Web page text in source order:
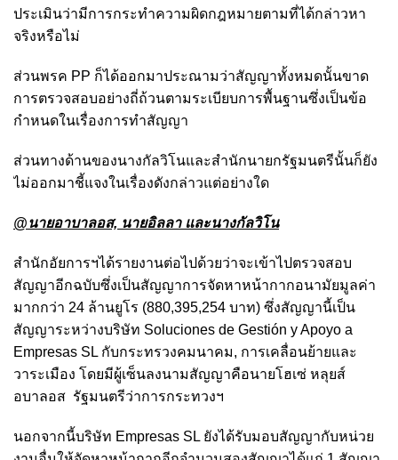
ประเมินว่ามีการกระทำความผิดกฎหมายตามที่ได้กล่าวหา
จริงหรือไม่
ส่วนพรค PP ก็ได้ออกมาประณามว่าสัญญาทั้งหมดนั้นขาด
การตรวจสอบอย่างถี่ถ้วนตามระเบียบการพื้นฐานซึ่งเป็นข้อ
กำหนดในเรื่องการทำสัญญา
ส่วนทางด้านของนางกัลวิโนและสำนักนายกรัฐมนตรีนั้นก็ยัง
ไม่ออกมาชี้แจงในเรื่องดังกล่าวแต่อย่างใด
@นายอาบาลอส, นายอิลลา และนางกัลวิโน
สำนักอัยการฯได้รายงานต่อไปด้วยว่าจะเข้าไปตรวจสอบ
สัญญาอีกฉบับซึ่งเป็นสัญญาการจัดหาหน้ากากอนามัยมูลค่า
มากกว่า 24 ล้านยูโร (880,395,254 บาท) ซึ่งสัญญานี้เป็น
สัญญาระหว่างบริษัท Soluciones de Gestión y Apoyo a
Empresas SL กับกระทรวงคมนาคม, การเคลื่อนย้ายและ
วาระเมือง โดยมีผู้เซ็นลงนามสัญญาคือนายโฮเซ่ หลุยส์
อบาลอส รัฐมนตรีว่าการกระทวงฯ
นอกจากนี้บริษัท Empresas SL ยังได้รับมอบสัญญากับหน่วย